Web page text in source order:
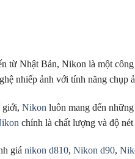
từ Nhật Bản, Nikon là một
nhiếp ảnh với tính năng chụp
giới, Nikon luôn mang đến
chính là chất lượng và độ
giá nikon d810, Nikon d90,